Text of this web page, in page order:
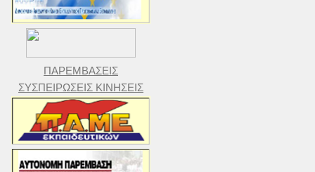
ΠΑΡΕΜΒΑΣΕΙΣ
ΣΥΣΠΕΙΡΩΣΕΙΣ ΚΙΝΗΣΕΙΣ